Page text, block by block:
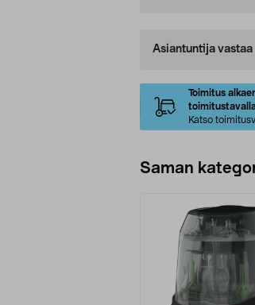
Asiantuntija vastaa
Toimitus
Katso
Saman